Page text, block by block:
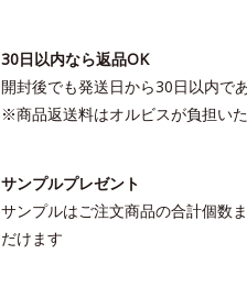
30日以内なら返品OK
開封後でも発送日から30日以内で
※商品返送料はオルビスが負担い
サンプルプレゼント
サンプルはご注文商品の合計個数
だけます